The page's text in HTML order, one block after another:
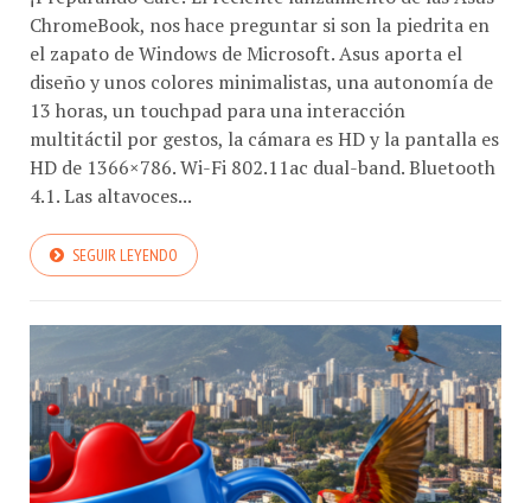
ChromeBook, nos hace preguntar si son la piedrita en
el zapato de Windows de Microsoft. Asus aporta el
diseño y unos colores minimalistas, una autonomía de
13 horas, un touchpad para una interacción
multitáctil por gestos, la cámara es HD y la pantalla es
HD de 1366×786. Wi-Fi 802.11ac dual-band. Bluetooth
4.1. Las altavoces...
SEGUIR LEYENDO